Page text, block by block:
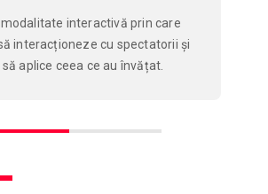
interactivă prin care
interacționeze cu spectatorii și
aplice ceea ce au învățat.